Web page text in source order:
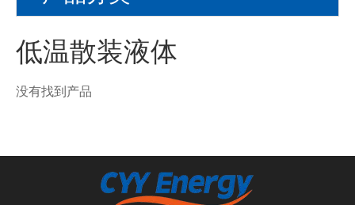
低温散装液体
没有找到产品